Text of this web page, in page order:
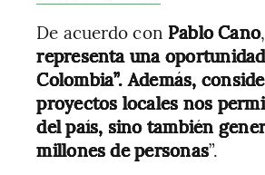
De acuerdo con Pablo Cano
representa una
Colombia”. Además,
proyectos locales nos
del país, sino también
millones de personas”.